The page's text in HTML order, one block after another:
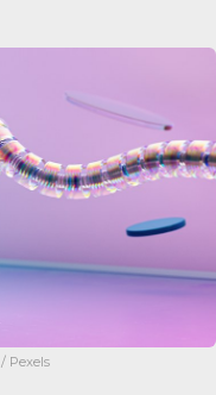
/ Pexels